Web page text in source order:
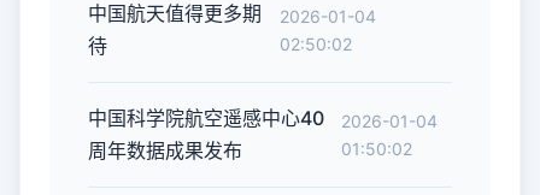
中国航天值得更多期
待
2026-01-04
02:50:02
中国科学院航空遥感中心40
周年数据成果发布
2026-01-04
01:50:02